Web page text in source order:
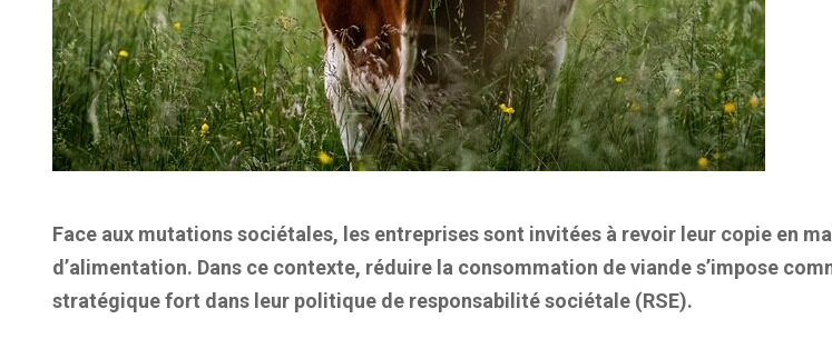
Face aux mutations sociétales, les entreprises sont invitées à revoir leur copie en
d’alimentation. Dans ce contexte, réduire la consommation de viande s’impose
stratégique fort dans leur politique de responsabilité sociétale (RSE).